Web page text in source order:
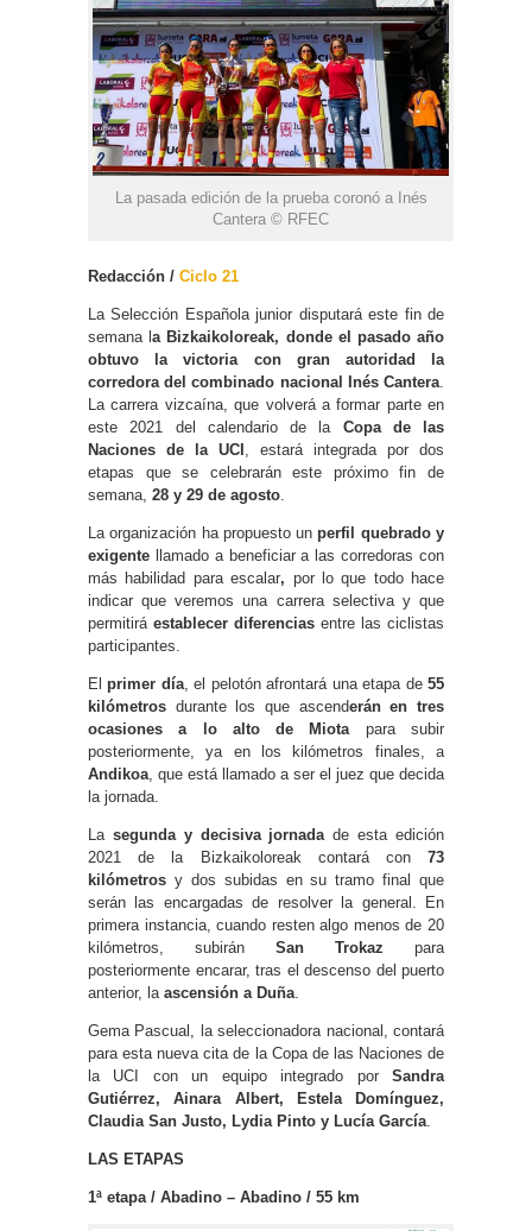
La pasada edición de la prueba coronó a Inés
Cantera © RFEC
Redacción / Ciclo 21
La Selección Española junior disputará este fin de
semana la Bizkaikoloreak, donde el pasado año
obtuvo la victoria con gran autoridad la
corredora del combinado nacional Inés Cantera
La carrera vizcaína, que volverá a formar parte en
este 2021 del calendario de la Copa de las
Naciones de la UCI
, estará integrada por dos
etapas que se celebrarán este próximo fin de
semana, 28 y 29 de agosto
La organización ha propuesto unperfil quebrado y
exigente llamado a beneficiar a las corredoras con
más habilidad para escalar, por lo que todo hace
indicar que veremos una carrera selectiva y que
permitirá establecer diferencias entre las ciclistas
participantes.
Elprimer día, el pelotón afrontará una etapa de55
kilómetros durante los que ascenderán en tres
ocasiones a lo alto de Miota para subir
posteriormente, ya en los kilómetros finales, a
Andikoa , que está llamado a ser el juez que decida
la jornada.
La segunda y decisiva jornada de esta edición
2021 de la Bizkaikoloreak contará con 73
kilómetros y dos subidas en su tramo final que
serán las encargadas de resolver la general. En
primera instancia, cuando resten algo menos de 20
kilómetros, subirán San Trokaz para
posteriormente encarar, tras el descenso del puerto
anterior, la ascensión a Duña
Gema Pascual, la seleccionadora nacional, contará
para esta nueva cita de la Copa de las Naciones de
la UCI con un equipo integrado por Sandra
Gutiérrez, Ainara Albert, Estela Domínguez,
Claudia San Justo, Lydia Pinto y Lucía García
LAS ETAPAS
1ª etapa / Abadino – Abadino / 55 km